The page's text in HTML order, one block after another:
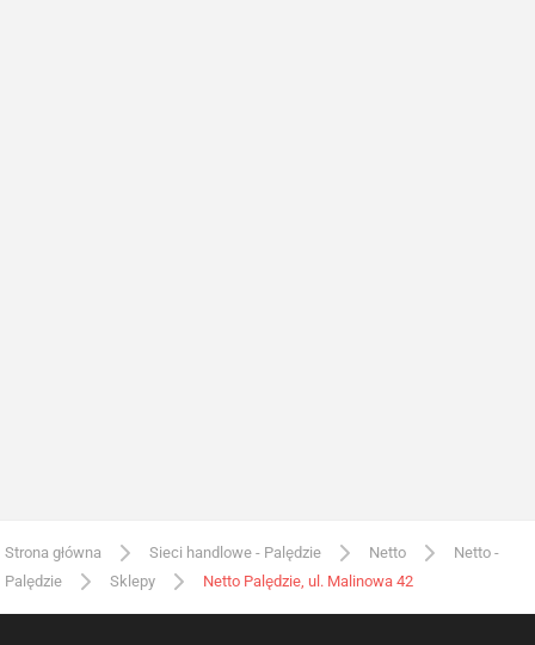
Strona główna Sieci handlowe - Palędzie Netto
Netto -
Palędzie
Sklepy Netto Palędzie, ul. Malinowa 42